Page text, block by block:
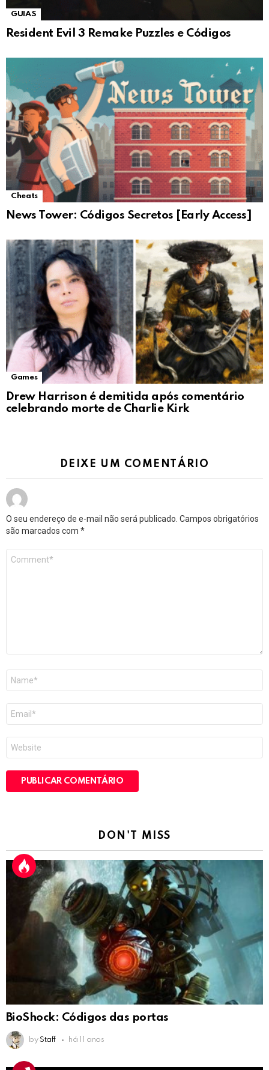
GUIAS
Resident Evil 3 Remake Puzzles e Códigos
Cheats
News Tower: Códigos Secretos [Early Access]
Games
Drew Harrison é demitida após comentário
celebrando morte de Charlie Kirk
DEIXE UM COMENTÁRIO
O seu endereço de e-mail não será publicado. Campos obrigatórios
são marcados com *
mail
*
DON'T MISS
BioShock: Códigos das portas
by Staff há 11 anos